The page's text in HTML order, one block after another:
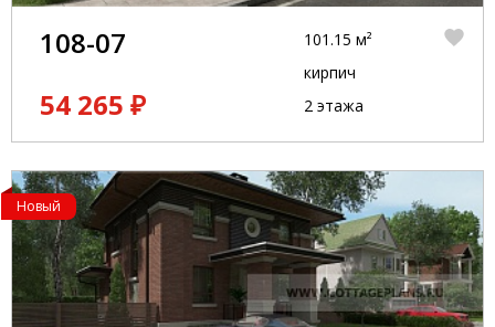
108-07
54 265 ₽
101.15 м²
кирпич
2 этажа
Новый